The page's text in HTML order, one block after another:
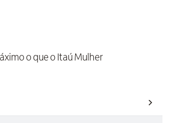
o que o Itaú Mulher